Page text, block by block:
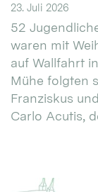
23. Juli 2026
52
waren mit
auf Wallfahrt
Mühe folgten
Franziskus
Carlo Acutis,